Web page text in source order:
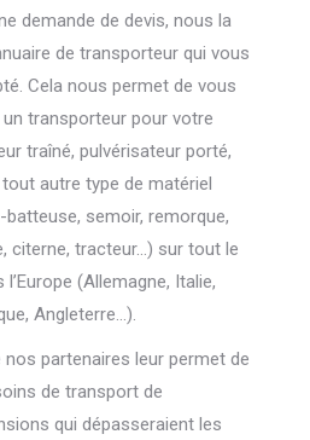
demande de devis, nous la
de transporteur qui vous
Cela nous permet de vous
transporteur pour votre
traîné, pulvérisateur porté,
autre type de matériel
semoir, remorque,
citerne, tracteur…) sur tout le
(Allemagne, Italie,
Angleterre…).
partenaires leur permet de
de transport de
qui dépasseraient les